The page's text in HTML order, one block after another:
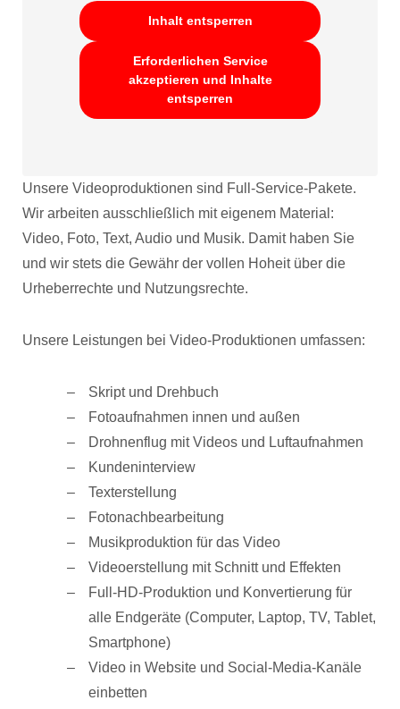
Inhalt entsperren
Erforderlichen Service
akzeptieren und Inhalte
entsperren
Unsere Videoproduktionen sind Full-Service-Pakete.
Wir arbeiten ausschließlich mit eigenem Material:
Video, Foto, Text, Audio und Musik. Damit haben Sie
und wir stets die Gewähr der vollen Hoheit über die
Urheberrechte und Nutzungsrechte.
Unsere Leistungen bei Video-Produktionen umfassen:
Skript und Drehbuch
Fotoaufnahmen innen und außen
Drohnenflug mit Videos und Luftaufnahmen
Kundeninterview
Texterstellung
Fotonachbearbeitung
Musikproduktion für das Video
Videoerstellung mit Schnitt und Effekten
Full-HD-Produktion und Konvertierung für
alle Endgeräte (Computer, Laptop, TV, Tablet,
Smartphone)
Video in Website und Social-Media-Kanäle
einbetten